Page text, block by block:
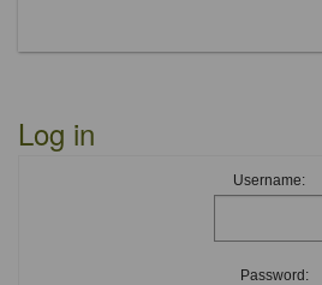
Log in
Username:
Password: